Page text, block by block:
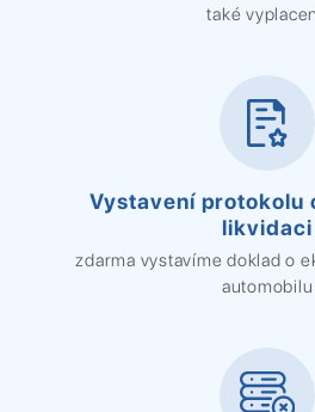
také
Vystavení protokolu
likvidaci
zdarma vystavíme doklad o
automobilu